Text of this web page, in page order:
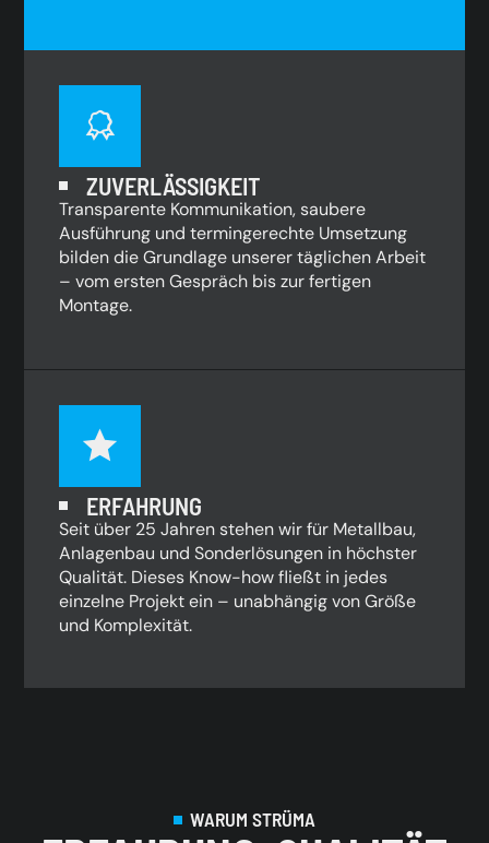
ZUVERLÄSSIGKEIT
Transparente Kommunikation, saubere
Ausführung und termingerechte Umsetzung
bilden die Grundlage unserer täglichen Arbeit
– vom ersten Gespräch bis zur fertigen
Montage.
ERFAHRUNG
Seit über 25 Jahren stehen wir für Metallbau,
Anlagenbau und Sonderlösungen in höchster
Qualität. Dieses Know-how fließt in jedes
einzelne Projekt ein – unabhängig von Größe
und Komplexität.
WARUM STRÜMA